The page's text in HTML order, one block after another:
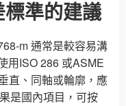
準的建議
m 通常是較容易溝
用ISO 286 或ASME
直、同軸或輪廓，應
是國內項目，可按